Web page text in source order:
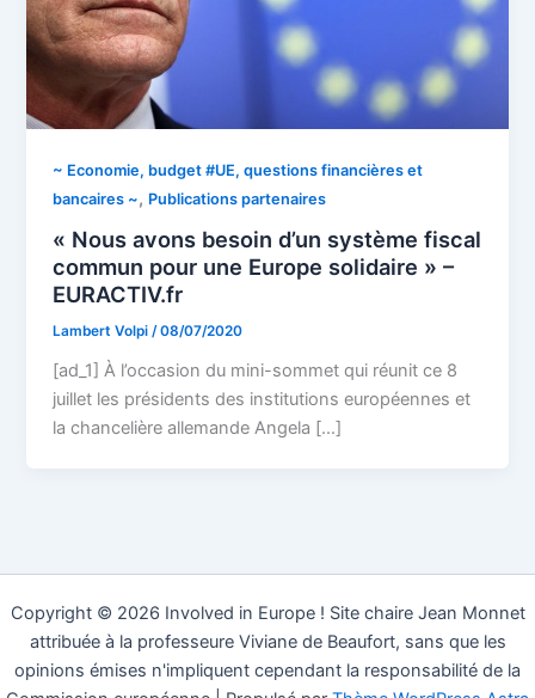
~ Economie, budget #UE, questions financières et
bancaires ~, Publications partenaires
« Nous avons besoin d’un système fiscal
commun pour une Europe solidaire » –
EURACTIV.fr
Lambert Volpi/08/07/2020
[ad_1] À l’occasion du mini-sommet qui réunit ce 8
juillet les présidents des institutions européennes et
la chancelière allemande Angela […]
Copyright © 2026 Involved in Europe ! Site chaire Jean Monnet
attribuée à la professeure Viviane de Beaufort, sans que les
opinions émises n'impliquent cependant la responsabilité de la